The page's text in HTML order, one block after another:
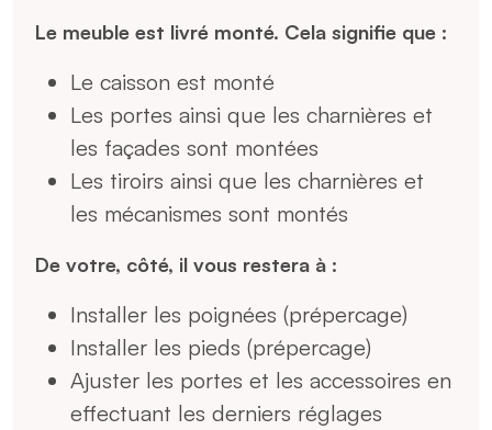
Le meuble est livré monté. Cela signifie que :
Le caisson est monté
Les portes ainsi que les charnières et
les façades sont montées
Les tiroirs ainsi que les charnières et
les mécanismes sont montés
De votre, côté, il vous restera à :
Installer les poignées (prépercage)
Installer les pieds (prépercage)
Ajuster les portes et les accessoires en
effectuant les derniers réglages